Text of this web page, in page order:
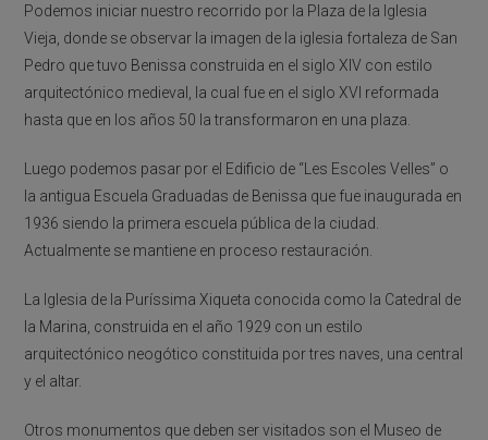
Podemos iniciar nuestro recorrido por la Plaza de la Iglesia
Vieja, donde se observar la imagen de la iglesia fortaleza de San
Pedro que tuvo Benissa construida en el siglo XIV con estilo
arquitectónico medieval, la cual fue en el siglo XVI reformada
hasta que en los años 50 la transformaron en una plaza.
Luego podemos pasar por el Edificio de “Les Escoles Velles” o
la antigua Escuela Graduadas de Benissa que fue inaugurada en
1936 siendo la primera escuela pública de la ciudad.
Actualmente se mantiene en proceso restauración.
La Iglesia de la Puríssima Xiqueta conocida como la Catedral de
la Marina, construida en el año 1929 con un estilo
arquitectónico neogótico constituida por tres naves, una central
y el altar.
Otros monumentos que deben ser visitados son el Museo de